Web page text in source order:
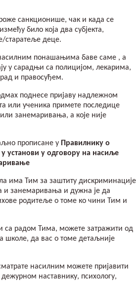
санкционише, чак и када се
било која два субјекта,
старатеље деце.
понашањима баве саме , а
у сарадњи са полицијом, лекарима,
и правосуђем.
поднесе пријаву надлежном
или ученика примете последице
занемаривања, а које није
прописане у Правилнику о
установи у одговору на насиље
има Тим за заштиту дискриминације
и занемаривања и дужна је да
родитеље о томе ко чини Тим и
са радом Тима, можете затражити од
школе, да вас о томе детаљније
насилним можете пријавити
наставнику, психологу,